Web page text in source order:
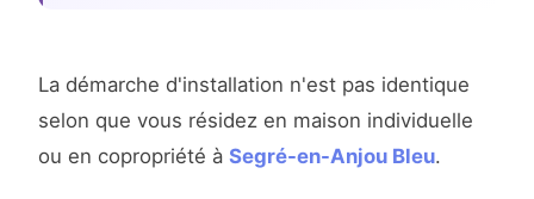
La démarche d'installation n'est pas identique
selon que vous résidez en maison individuelle
ou en copropriété à Segré-en-Anjou Bleu.